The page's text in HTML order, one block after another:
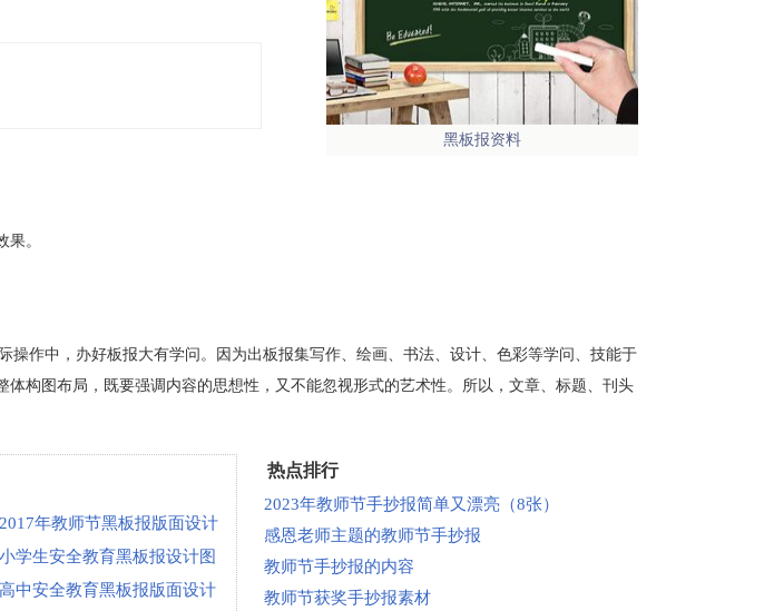
黑板报资料
。
作中，办好板报大有学问。因为出板报集写作、绘画、书法、设计、色彩等学问、技能于
构图布局，既要强调内容的思想性，又不能忽视形式的艺术性。所以，文章、标题、刊头
2017年教师节黑板报版面设计
图大全
小学生安全教育黑板报设计图
大全
高中安全教育黑板报版面设计
热点排行
2023年教师节手抄报简单又漂亮（8张）
感恩老师主题的教师节手抄报
教师节手抄报的内容
教师节获奖手抄报素材